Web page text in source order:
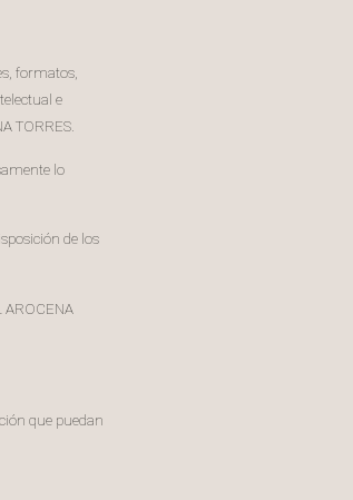
formatos,
e
TORRES.
lo
de los
que puedan